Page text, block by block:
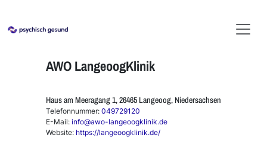
AWO LangeoogKlinik
Haus am Meeragang 1, 26465 Langeoog, Niedersachsen
Telefonnummer: 049729120
E-Mail: info@awo-langeoogklinik.de
Website: https://langeoogklinik.de/